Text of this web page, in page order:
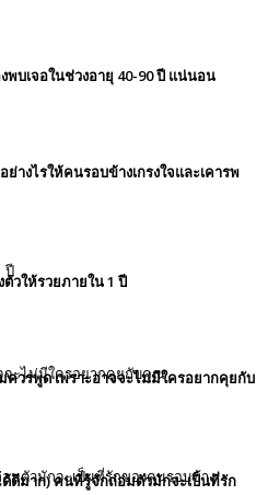
บเจอในช่วงอายุ 40-90 ปี แน่นอน
ย่างไรให้คนรอบข้างเกรงใจและเคารพ
ตัวให้รวยภายใน 1 ปี
ควรพูด เพราะอาจจะไม่มีใครอยากคุยกับ
ด้ดีมาก) คนที่รู้จักถ่อมตัวมักจะเป็นที่รัก